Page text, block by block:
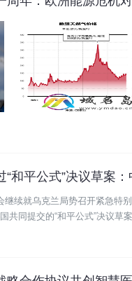
和平公式”决议草案
继续就乌克兰局势召开紧急特
共同提交的“和平公式”决议草